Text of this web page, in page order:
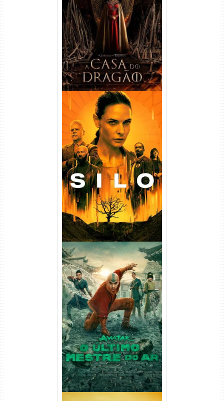
A Casa do Dragão 1ª
Temporada Torrent (2022)
WEB-DL 720p/1080p Dual
Áudio
Silo 1ª Temporada Torrent
(2023) WEB-DL
720p/1080p/4K Dual Áudio
Avatar: O Último Mestre do
Ar 2ª Temporada Torrent
(2026) WEB-DL 1080p Dual
Áudio